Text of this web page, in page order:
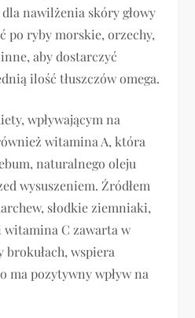
nawilżenia skóry głowy
po ryby morskie, orzechy,
aby dostarczyć
ilość tłuszczów omega.
wpływającym na
witamina A, która
naturalnego oleju
wysuszeniem. Źródłem
słodkie ziemniaki,
C zawarta w
brokułach, wspiera
ma pozytywny wpływ na